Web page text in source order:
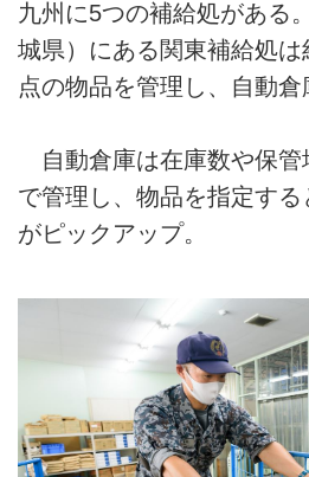
九州に5つの補給処がある
城県）にある関東補給処
点の物品を管理し、自動倉
自動倉庫は在庫数や保管
で管理し、物品を指定す
がピックアップ。